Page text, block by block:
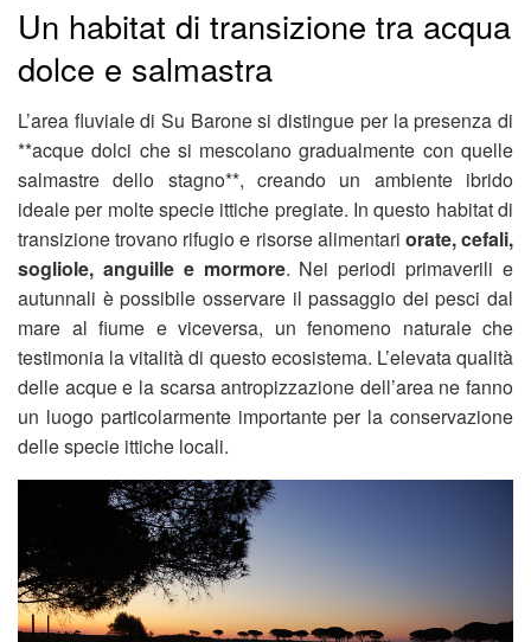
Un habitat di transizione tra acqua
dolce e salmastra
L’area fluviale di Su Barone si distingue per la presenza di
**acque dolci che si mescolano gradualmente con quelle
salmastre dello stagno**, creando un ambiente ibrido
ideale per molte specie ittiche pregiate. In questo habitat di
transizione trovano rifugio e risorse alimentari orate, cefali,
sogliole, anguille e mormore. Nei periodi primaverili e
autunnali è possibile osservare il passaggio dei pesci dal
mare al fiume e viceversa, un fenomeno naturale che
testimonia la vitalità di questo ecosistema. L’elevata qualità
delle acque e la scarsa antropizzazione dell’area ne fanno
un luogo particolarmente importante per la conservazione
delle specie ittiche locali.